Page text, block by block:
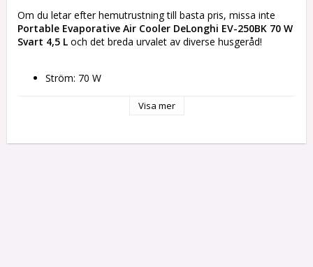
Portable Evaporative Air Cooler DeLonghi EV-250BK 70 W
Svart 4,5 L och det breda urvalet av diverse husgeråd!
Ström: 70 W
Strömtillförsel:
Visa mer